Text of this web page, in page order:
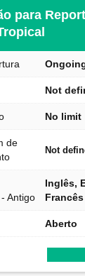
para
Not
No limit
de
Not
Antigo
Inglês,
Aberto